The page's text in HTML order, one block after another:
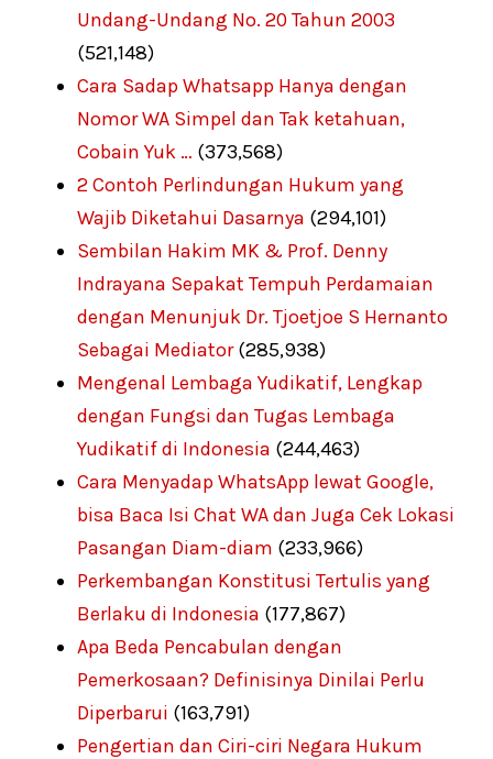
Undang-Undang No. 20 Tahun 2003
(521,148)
Cara Sadap Whatsapp Hanya dengan
Nomor WA Simpel dan Tak ketahuan,
Cobain Yuk … (373,568)
2 Contoh Perlindungan Hukum yang
Wajib Diketahui Dasarnya (294,101)
Sembilan Hakim MK & Prof. Denny
Indrayana Sepakat Tempuh Perdamaian
dengan Menunjuk Dr. Tjoetjoe S Hernanto
Sebagai Mediator (285,938)
Mengenal Lembaga Yudikatif, Lengkap
dengan Fungsi dan Tugas Lembaga
Yudikatif di Indonesia (244,463)
Cara Menyadap WhatsApp lewat Google,
bisa Baca Isi Chat WA dan Juga Cek Lokasi
Pasangan Diam-diam (233,966)
Perkembangan Konstitusi Tertulis yang
Berlaku di Indonesia (177,867)
Apa Beda Pencabulan dengan
Pemerkosaan? Definisinya Dinilai Perlu
Diperbarui (163,791)
Pengertian dan Ciri-ciri Negara Hukum